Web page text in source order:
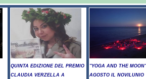
QUINTA EDIZIONE DEL PREMIO
CLAUDIA VERZELLA A
"YOGA AND THE
AGOSTO IL NOVILUNIO